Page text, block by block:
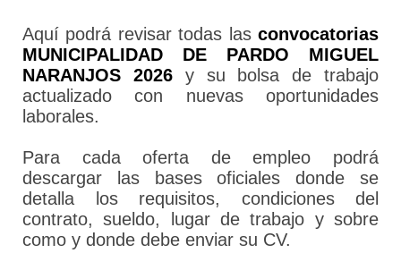
Aquí podrá revisar todas las convocatorias
MUNICIPALIDAD DE PARDO MIGUEL
NARANJOS 2026y su bolsa de trabajo
actualizado con nuevas oportunidades
laborales.
Para cada oferta de empleo podrá
descargar las bases oficiales donde se
detalla los requisitos, condiciones del
contrato, sueldo, lugar de trabajo y sobre
como y donde debe enviar su CV.